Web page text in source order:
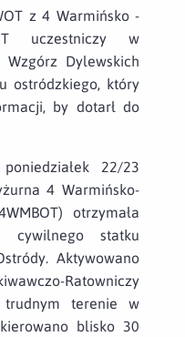
z 4 Warmińsko -
uczestniczy w
Dylewskich
ostródzkiego, który
by dotarł do
22/23
4 Warmińsko-
otrzymała
cywilnego statku
Aktywowano
Ratowniczy
trudnym terenie w
blisko 30